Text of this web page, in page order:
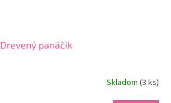
Drevený panáčik
Skladom (3 ks)